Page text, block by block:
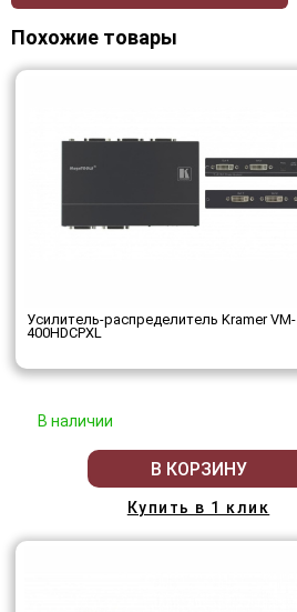
Похожие товары
Усилитель-распределитель Kramer VM-
400HDCPXL
В наличии
В КОРЗИНУ
Купить в 1 клик